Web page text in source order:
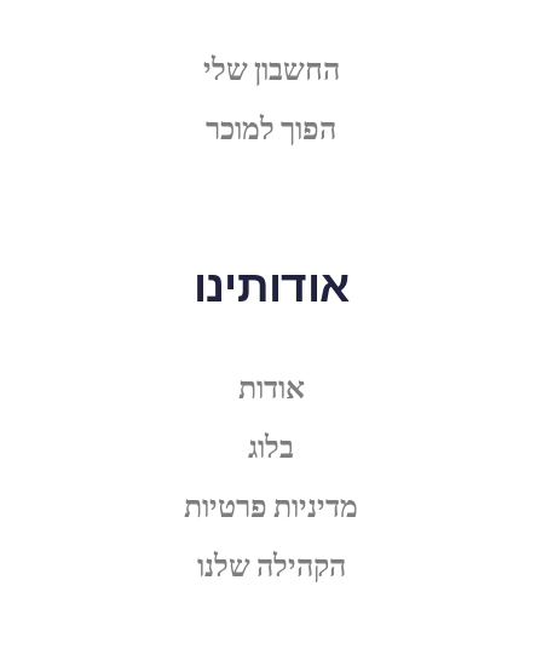
החשבון שלי
הפוך למוכר
אודותינו
אודות
בלוג
מדיניות פרטיות
הקהילה שלנו